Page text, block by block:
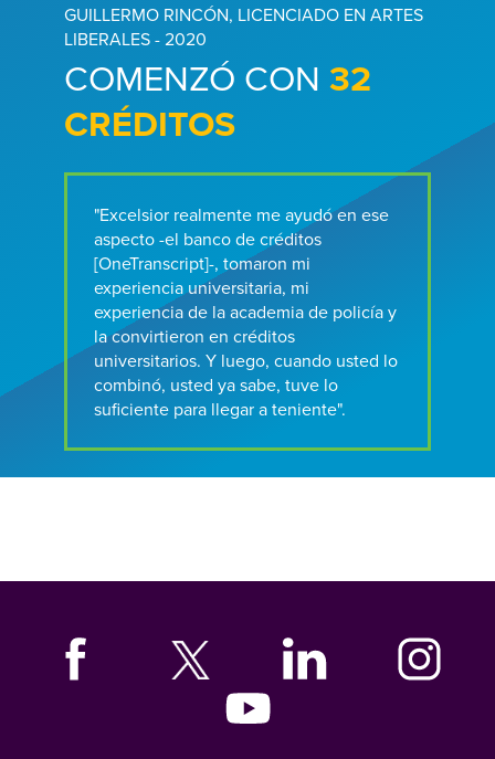
GUILLERMO RINCÓN, LICENCIADO EN ARTES
LIBERALES - 2020
COMENZÓ CON 32
CRÉDITOS
"Excelsior realmente me ayudó en ese
aspecto -el banco de créditos
[OneTranscript]-, tomaron mi
experiencia universitaria, mi
experiencia de la academia de policía y
la convirtieron en créditos
universitarios. Y luego, cuando usted lo
combinó, usted ya sabe, tuve lo
suficiente para llegar a teniente".